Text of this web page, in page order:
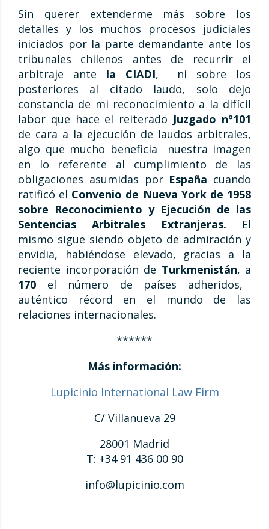
Sin querer extenderme más sobre los
detalles y los muchos procesos judiciales
iniciados por la parte demandante ante los
tribunales chilenos antes de recurrir el
arbitraje ante la CIADI, ni sobre los
posteriores al citado laudo, solo dejo
constancia de mi reconocimiento a la difícil
labor que hace el reiterado Juzgado nº101
de cara a la ejecución de laudos arbitrales,
algo que mucho beneficia nuestra imagen
en lo referente al cumplimiento de las
obligaciones asumidas por España cuando
ratificó el Convenio de Nueva York de 1958
sobre Reconocimiento y Ejecución de las
Sentencias Arbitrales Extranjeras. El
mismo sigue siendo objeto de admiración y
envidia, habiéndose elevado, gracias a la
reciente incorporación de Turkmenistán, a
170 el número de países adheridos,
auténtico récord en el mundo de las
relaciones internacionales.
******
Más información:
Lupicinio International Law Firm
C/ Villanueva 29
28001 Madrid
T: +34 91 436 00 90
info@lupicinio.com